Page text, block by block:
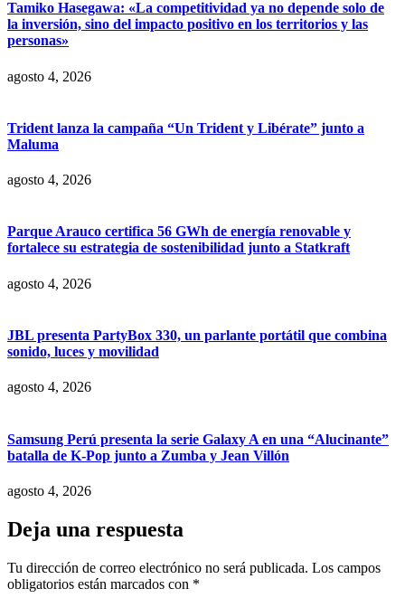
Tamiko Hasegawa: «La competitividad ya no depende solo de
la inversión, sino del impacto positivo en los territorios y las
personas»
agosto 4, 2026
Trident lanza la campaña “Un Trident y Libérate” junto a
Maluma
agosto 4, 2026
Parque Arauco certifica 56 GWh de energía renovable y
fortalece su estrategia de sostenibilidad junto a Statkraft
agosto 4, 2026
JBL presenta PartyBox 330, un parlante portátil que combina
sonido, luces y movilidad
agosto 4, 2026
Samsung Perú presenta la serie Galaxy A en una “Alucinante”
batalla de K-Pop junto a Zumba y Jean Villón
agosto 4, 2026
Deja una respuesta
Tu dirección de correo electrónico no será publicada. Los campos
obligatorios están marcados con *